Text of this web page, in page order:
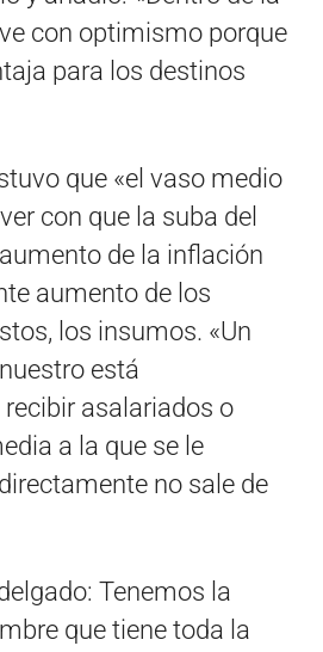
con optimismo porque
para los destinos
que «el vaso medio
con que la suba del
de la inflación
aumento de los
los insumos. «Un
está
asalariados o
a la que se le
no sale de
Tenemos la
que tiene toda la